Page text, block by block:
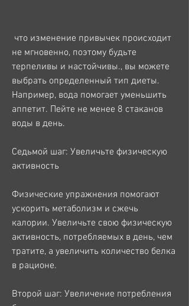
не мгновенно, поэтому будьте
терпеливы и настойчивы., вы можете
выбрать определенный тип диеты.
Например, вода помогает уменьшить
аппетит. Пейте не менее 8 стаканов
воды в день.
Седьмой шаг: Увеличьте физическую
активность
Физические упражнения помогают
ускорить метаболизм и сжечь
калории. Увеличьте свою физическую
активность, потребляемых в день, чем
тратите, а увеличить количество белка
в рационе.
Второй шаг: Увеличение потребления